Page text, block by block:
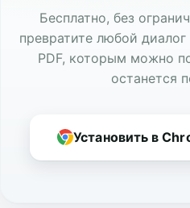
Бесплатно, без
превратите любой
PDF, которым можно
останется
Установить в